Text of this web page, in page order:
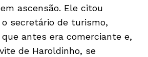
ascensão. Ele citou
secretário de turismo,
antes era comerciante e,
de Haroldinho, se